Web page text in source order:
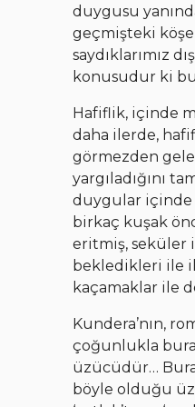
duygusu
geçmişteki
saydıklarımız
konusudur ki
Hafiflik, içinde
daha ilerde,
görmezden
yargıladığını
duygular içinde
birkaç kuşak
eritmiş, seküler
bekledikleri ile
kaçamaklar ile
Kundera’nın,
çoğunlukla
üzücüdür…
böyle olduğu